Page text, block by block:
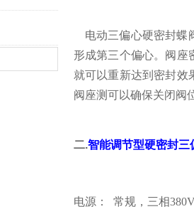
电动三偏心硬密封蝶
形成第三个偏心。阀座
就可以重新达到密封效
阀座测可以确保关闭阀
二.智能调节型硬密封三
电源： 常规，三相